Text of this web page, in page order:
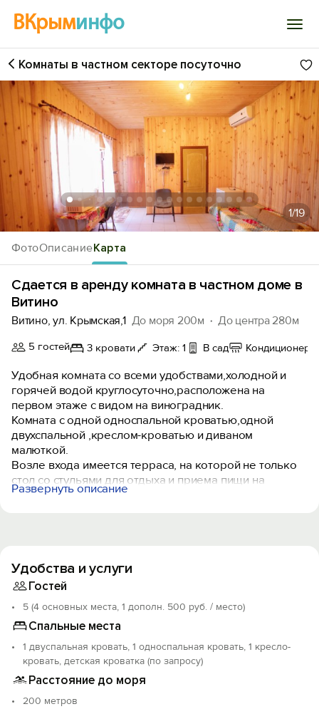
ВКрыминфо
Войти
Избранное
История просмотра
Добавить свой объект
ФотоОписаниеКарта
Комнаты в частном секторе посуточно
1/19
Сдается в аренду комната в частном доме в
Витино
Витино, ул. Крымская,1 До моря 200м До центра 280м
5 гостей 3 кровати Этаж: 1 В сад Кондиционер
Удобная комната со всеми удобствами,холодной и
горячей водой круглосуточно,расположена на
первом этаже с видом на виноградник.
Комната с одной односпальной кроватью,одной
двухспальной ,креслом-кроватью и диваном
малюткой.
Возле входа имеется терраса, на которой не только
стол со стульями для отдыха и приема пищи на
воздухе,но и кушетка для отдыха.
комфортно и не жарко.
Развернуть описание
Удобства и услуги
Гостей
5 (4 основных места, 1 дополн. 500 руб. / место)
Спальные места
1 двуспальная кровать, 1 односпальная кровать, 1 кресло-
кровать, детская кроватка (по запросу)
Расстояние до моря
200 метров